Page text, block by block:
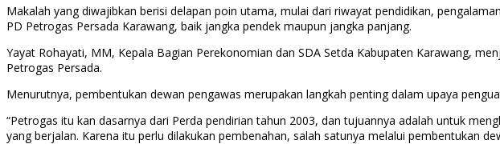
Makalah yang diwajibkan berisi delapan poin utama, mulai dari riwayat pendidikan,
PD Petrogas Persada Karawang, baik jangka pendek maupun jangka panjang.
Yayat Rohayati, MM, Kepala Bagian Perekonomian dan SDA Setda Kabupaten Karawang,
Petrogas Persada.
Menurutnya, pembentukan dewan pengawas merupakan langkah penting dalam upaya
“Petrogas itu kan dasarnya dari Perda pendirian tahun 2003, dan tujuannya adalah untuk
yang berjalan. Karena itu perlu dilakukan pembenahan, salah satunya melalui pembentukan